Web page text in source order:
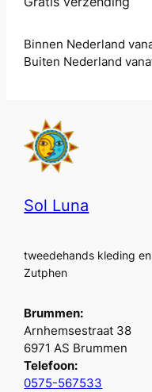
Binnen Nederland
Buiten Nederland
Sol Luna
tweedehands kleding
Zutphen
Brummen:
Arnhemsestraat 38
6971 AS Brummen
Telefoon:
0575-567533